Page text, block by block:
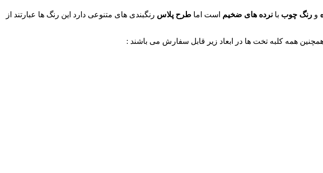
و رنگ چوب با نرده های ضخیم است اما طرح پلاس رنگبندی های متنوعی دارد این رنگ ها عبارتند از
همه کلبه تخت ها در ابعاد زیر قابل سفارش می باشند :